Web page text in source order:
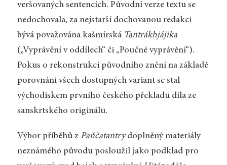
veršovaných sentencích. Původní verze textu se
nedochovala, za nejstarší dochovanou redakci
bývá považována kašmírská Tantrákhjájika
(„Vyprávění v oddílech“ či „Poučné vyprávění“).
Pokus o rekonstrukci původního znění na základě
porovnání všech dostupných variant se stal
východiskem prvního českého překladu díla ze
sanskrtského originálu.
Výbor příběhů z Paňčatantrydoplněný materiály
neznámého původu posloužil jako podklad pro